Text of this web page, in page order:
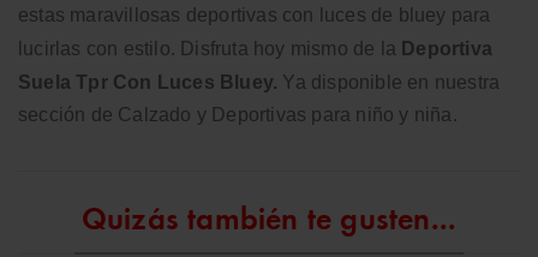
estas maravillosas deportivas con luces de bluey para
lucirlas con estilo. Disfruta hoy mismo de la Deportiva
Suela Tpr Con Luces Bluey. Ya disponible en nuestra
sección de Calzado y Deportivas para niño y niña.
Quizás también te gusten...